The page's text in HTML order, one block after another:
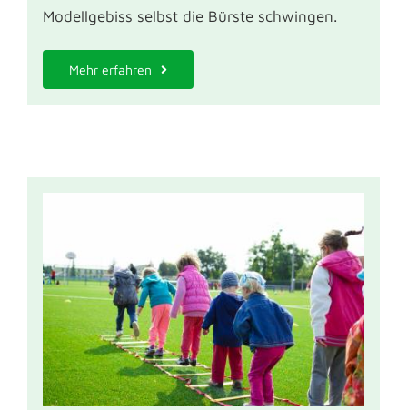
Modellgebiss selbst die Bürste schwingen.
Mehr erfahren